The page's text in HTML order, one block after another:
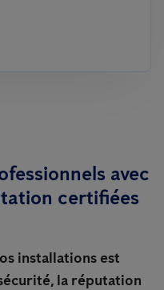
avec
certifiées
installations est
la réputation